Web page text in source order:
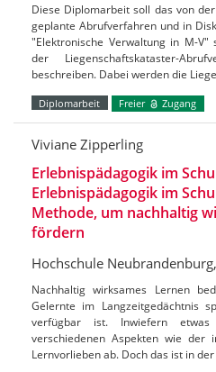
Diese Diplomarbeit soll das von
geplante Abrufverfahren und in
"Elektronische Verwaltung in M-
der Liegenschaftskataster-
beschreiben. Dabei werden die
Diplomarbeit Freier Zugang
Viviane Zipperling
Erlebnispädagogik im
Erlebnispädagogik im
Methode, um nachhaltig
fördern
Hochschule
Nachhaltig wirksames Lernen
Gelernte im Langzeitgedächtnis
verfügbar ist. Inwiefern
verschiedenen Aspekten wie der
Lernvorlieben ab. Doch das ist in